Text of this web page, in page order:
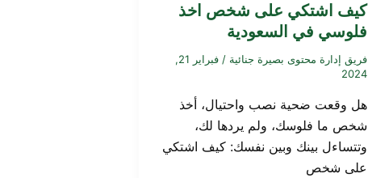
كيف اشتكي على شخص اخذ
فلوسي في السعودية
فريق إدارة محتوى بصيرة جنائية/
فبراير 21,
2024
هل وقعت ضحية نصب واحتيال، أخذ
شخص ما فلوسك، ولم يردها لك،
وتتساءل بينك وبين نفسك: كيف اشتكي
على شخص